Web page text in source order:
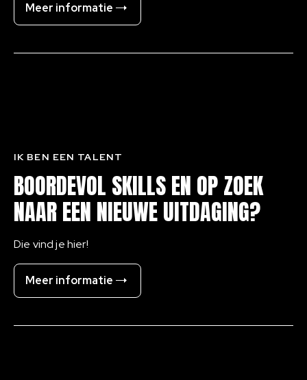
Meer informatie
BOORDEVOL SKILLS EN OP ZOEK
NAAR EEN NIEUWE UITDAGING?
IK BEN EEN TALENT
Die vind je hier!
Meer informatie